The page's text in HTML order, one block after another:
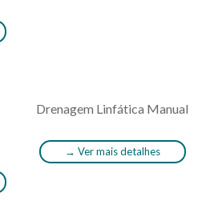
Drenagem Linfática Manual
→ Ver mais detalhes